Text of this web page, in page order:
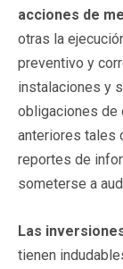
acciones de
otras la
preventivo y
instalaciones y
obligaciones de
anteriores tales
reportes de
someterse a
Las
tienen